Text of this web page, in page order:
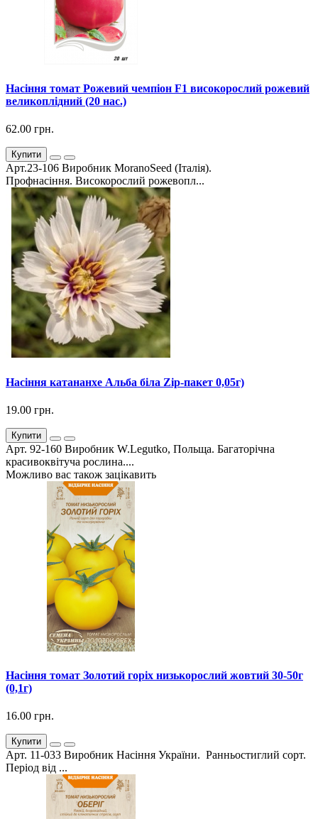
Насіння томат Рожевий чемпіон F1 високорослий рожевий
великоплідний (20 нас.)
62.00 грн.
Купити
Арт.23-106 Виробник MoranoSeed (Італія).
Профнасіння. Високорослий рожевопл...
Насіння катананхе Альба біла Zip-пакет 0,05г)
19.00 грн.
Купити
Арт. 92-160 Виробник W.Legutko, Польща. Багаторічна
красивоквітуча рослина....
Можливо вас також зацікавить
Насіння томат Золотий горіх низькорослий жовтий 30-50г
(0,1г)
16.00 грн.
Купити
Арт. 11-033 Виробник Насіння України. Ранньостиглий сорт.
Період від ...